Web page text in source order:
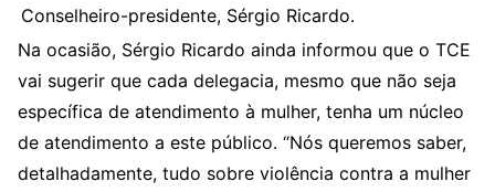
Conselheiro-presidente, Sérgio Ricardo.
Na ocasião, Sérgio Ricardo ainda informou que o TCE
vai sugerir que cada delegacia, mesmo que não seja
específica de atendimento à mulher, tenha um núcleo
de atendimento a este público. “Nós queremos saber,
detalhadamente, tudo sobre violência contra a mulher